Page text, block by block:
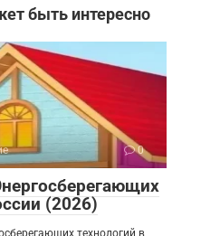
быть интересно
0
(2026)
технологий в